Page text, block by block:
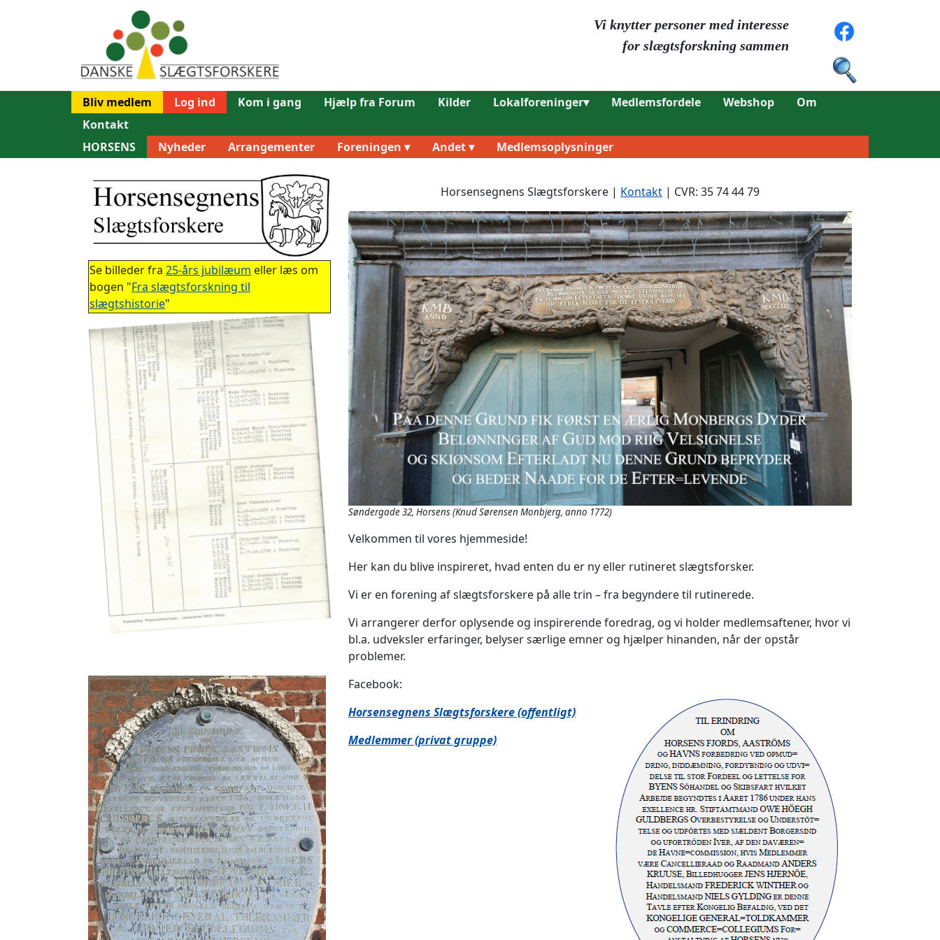
Vi knytter personer med interesse
for slægtsforskning sammen
Bliv medlem Log ind Kom i gang Hjælp fra Forum Kilder Lokalforeninger▾ Medlemsfordele Webshop
Om
Kontakt
HORSENS
Nyheder Arrangementer Foreningen ▾ Andet ▾ Medlemsoplysninger
Se billeder fra 25-års jubilæum eller læs om
bogen "Fra slægtsforskning til
slægtshistorie"
Horsensegnens Slægtsforskere | Kontakt | CVR: 35 74 44 79
Søndergade 32, Horsens (Knud Sørensen Monbjerg, anno 1772)
Velkommen til vores hjemmeside!
Her kan du blive inspireret, hvad enten du er ny eller rutineret slægtsforsker.
Vi er en forening af slægtsforskere på alle trin – fra begyndere til rutinerede.
Vi arrangerer derfor oplysende og inspirerende foredrag, og vi holder medlemsaftener, hvor vi
bl.a. udveksler erfaringer, belyser særlige emner og hjælper hinanden, når der opstår
problemer.
Facebook:
Horsensegnens Slægtsforskere (offentligt)
Medlemmer (privat gruppe)